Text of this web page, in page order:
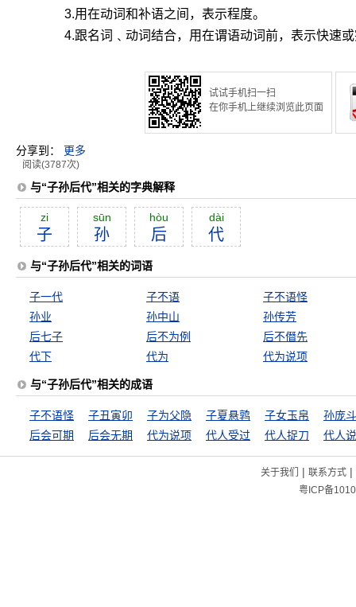
3.用在动词和补语之间，表示程度。
4.跟名词﹑动词结合，用在谓语动词前，表示快速
试试手机扫一扫
在你手机上继续浏览此页面
分享到： 更多
阅读(3787次)
与“子孙后代”相关的字典解释
zi
子
sūn
孙
hòu
后
dài
代
与“子孙后代”相关的词语
子一代 子不语
子不语怪
孙业
孙中山
孙传芳
后七子
后不为例
后不僭先
代下
代为 代为说项
与“子孙后代”相关的成语
子不语怪 子丑寅卯 子为父隐 子夏悬鹑 子女玉帛
孙庞
后会可期
后会无期 代为说项 代人受过 代人捉刀 代人
关于我们 | 联系方式|
粤ICP备